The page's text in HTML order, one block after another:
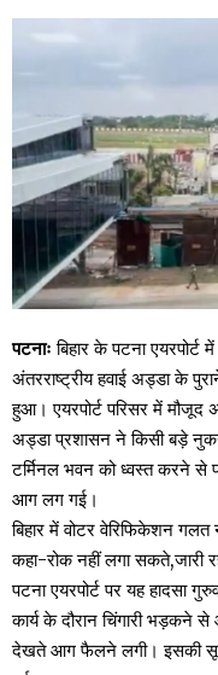
पटनाः बिहार के पटना
अंतरराष्ट्रीय हवाई अड्डा के
हुआ। एयरपोर्ट परिसर में मौजूद
अड्डा प्रशासन ने किसी बड़े
टर्मिनल भवन को ध्वस्त करने से
आग लग गई।
बिहार में वोटर वेरिफिकेशन गलत
कहा-रोक नहीं लगा सकते,जारी
पटना एयरपोर्ट पर यह हादसा
कार्य के दौरान चिंगारी
देखते आग फैलने लगी। इसकी